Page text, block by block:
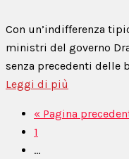
Con un’indifferenza
ministri del governo
senza precedenti delle
Leggi di più
« Pagina
1
...